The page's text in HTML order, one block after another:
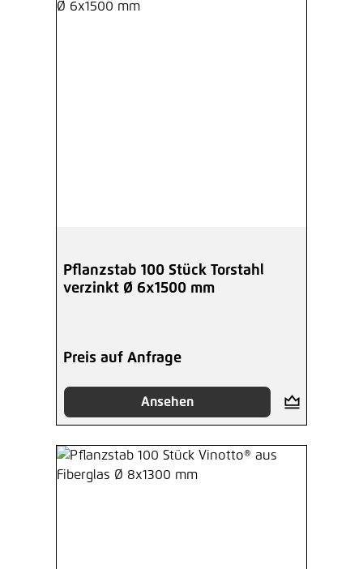
Pflanzstab 100 Stück Torstahl
verzinkt Ø 6x1500 mm
Preis auf Anfrage
Ansehen